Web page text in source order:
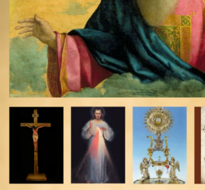
Utwórz konto
Zaloguj